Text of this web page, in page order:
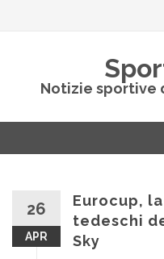
Notizie sportive
26
APR
Eurocup,
tedeschi
Sky